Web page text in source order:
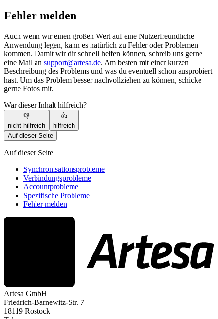
Fehler melden
Auch wenn wir einen großen Wert auf eine Nutzerfreundliche
Anwendung legen, kann es natürlich zu Fehler oder Problemen
kommen. Damit wir dir schnell helfen können, schreib uns gerne
eine Mail an support@artesa.de. Am besten mit einer kurzen
Beschreibung des Problems und was du eventuell schon ausprobiert
hast. Um das Problem besser nachvollziehen zu können, schicke
gerne Fotos mit.
War dieser Inhalt hilfreich?
👎
nicht hilfreich
👍
hilfreich
Auf dieser Seite
Auf dieser Seite
Synchronisationsprobleme
Verbindungsprobleme
Accountprobleme
Spezifische Probleme
Fehler melden
Artesa GmbH
Friedrich-Barnewitz-Str. 7
18119 Rostock